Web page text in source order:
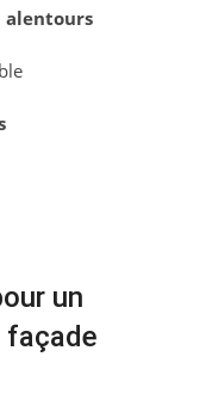
alentours
un
façade